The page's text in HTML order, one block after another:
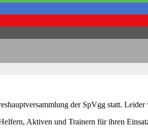
der SpVgg statt.
Aktiven und Trainern für ihren